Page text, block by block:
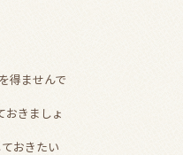
得ませんで
おきましょ
おきたい